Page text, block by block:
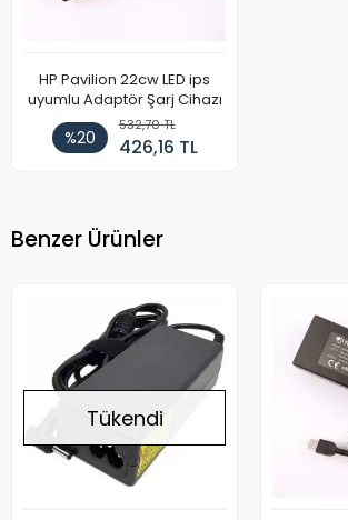
HP Pavilion 22cw LED ips
uyumlu Adaptör Şarj Cihazı
%20
532,70 TL
426,16 TL
Benzer Ürünler
Tükendi